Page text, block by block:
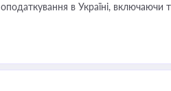
в Україні, включаючи